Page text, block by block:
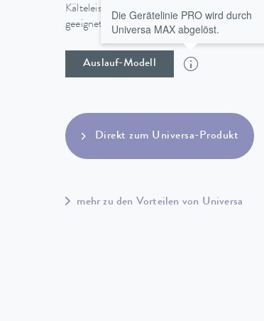
Kälteleistungen von 0,4 bis 1,5 kW sind die
geeignet.
Auslauf-Modell
Die Gerätelinie PRO wird durch
Universa MAX abgelöst.
Direkt zum Universa-Produkt
mehr zu den Vorteilen von Universa